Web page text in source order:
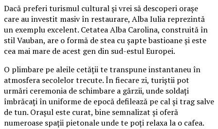
Dacă preferi turismul cultural și vrei să descoperi orașe
care au investit masiv în restaurare, Alba Iulia reprezintă
un exemplu excelent. Cetatea Alba Carolina, construită în
stil Vauban, are o formă de stea cu șapte bastioane și este
cea mai mare de acest gen din sud-estul Europei.
O plimbare pe aleile cetății te transpune instantaneu în
atmosfera secolelor trecute. În fiecare zi, turiștii pot
urmări ceremonia de schimbare a gărzii, unde soldați
îmbrăcați în uniforme de epocă defilează pe cal și trag salve
de tun. Orașul este curat, bine semnalizat și oferă
numeroase spații pietonale unde te poți relaxa la o cafea.